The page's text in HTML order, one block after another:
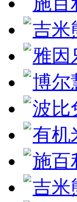
吉米
雅因
博尔
波比
有机
施百
吉米